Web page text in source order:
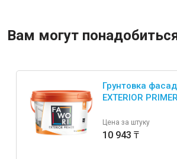
Вам могут
Грунтовка
EXTERIOR
Цена за штуку
10 943 ₸
Ещё 2
Сантехника